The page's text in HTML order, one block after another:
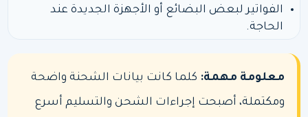
الفواتير لبعض البضائع أو الأجهزة الجديدة عند
الحاجة.
معلومة مهمة: كلما كانت بيانات الشحنة واضحة
ومكتملة، أصبحت إجراءات الشحن والتسليم أسرع